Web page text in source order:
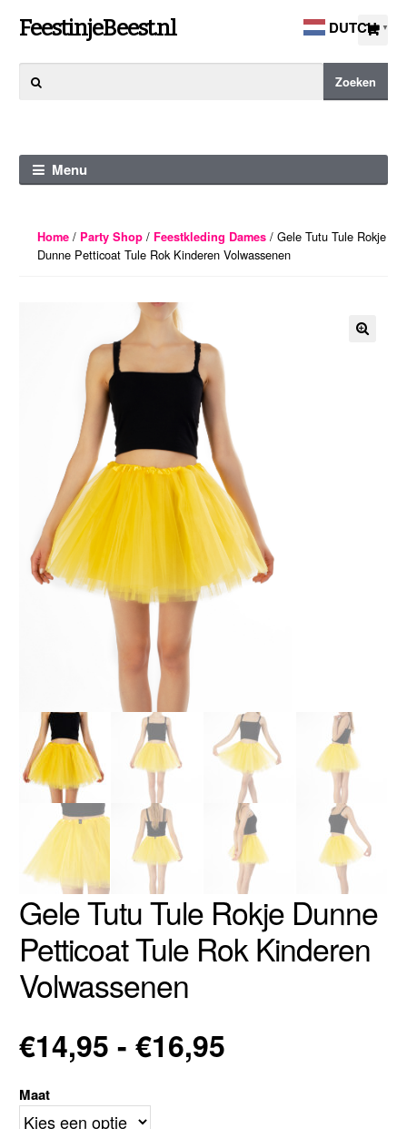
Ga
naar
navigatie
Ga
naar
de
FeestinjeBeest.nl
naar:
Zoeken
Menu
Home/ Party Shop/ Feestkleding Dames/ Gele Tutu Tule Rokje
Dunne Petticoat Tule Rok Kinderen Volwassenen
Gele Tutu Tule Rokje Dunne
Petticoat Tule Rok Kinderen
Volwassenen
€14,95 - €16,95Prijsklasse:
Maat
DUTCH ▼